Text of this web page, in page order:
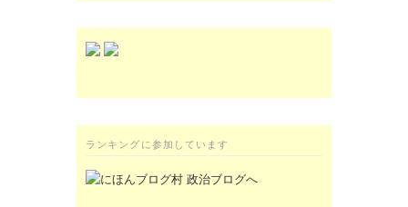
ランキングに参加しています